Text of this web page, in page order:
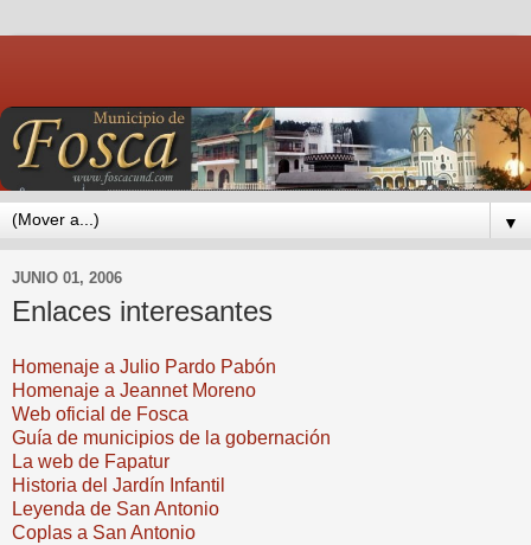
▼
JUNIO 01, 2006
Enlaces interesantes
Homenaje a Julio Pardo Pabón
Homenaje a Jeannet Moreno
Web oficial de Fosca
Guía de municipios de la gobernación
La web de Fapatur
Historia del Jardín Infantil
Leyenda de San Antonio
Coplas a San Antonio